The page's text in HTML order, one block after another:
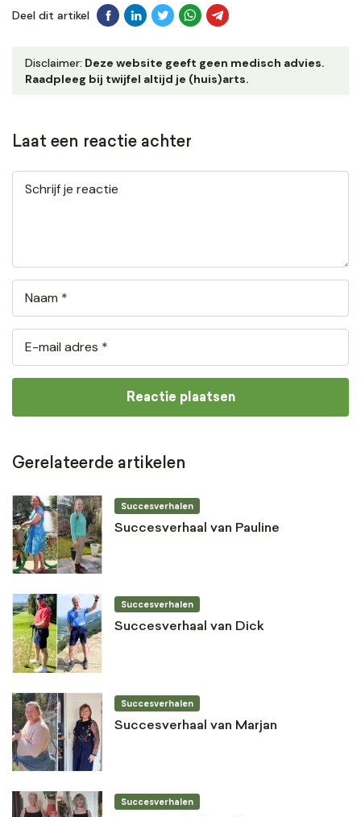
Deel dit artikel
Disclaimer: Deze website geeft geen medisch advies.
Raadpleeg bij twijfel altijd je (huis)arts.
Laat een reactie achter
Gerelateerde artikelen
Succesverhalen
Succesverhaal van Pauline
Succesverhalen
Succesverhaal van Dick
Succesverhalen
Succesverhaal van Marjan
Succesverhalen